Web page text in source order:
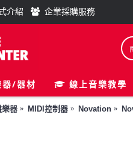
介紹 企業採購服務
器/器材 線上音樂教學
樂器 MIDI控制器 Novation